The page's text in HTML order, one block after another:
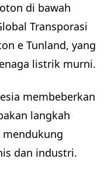
di bawah
Transporasi
e Tunland, yang
listrik murni.
membeberkan
langkah
dan industri.